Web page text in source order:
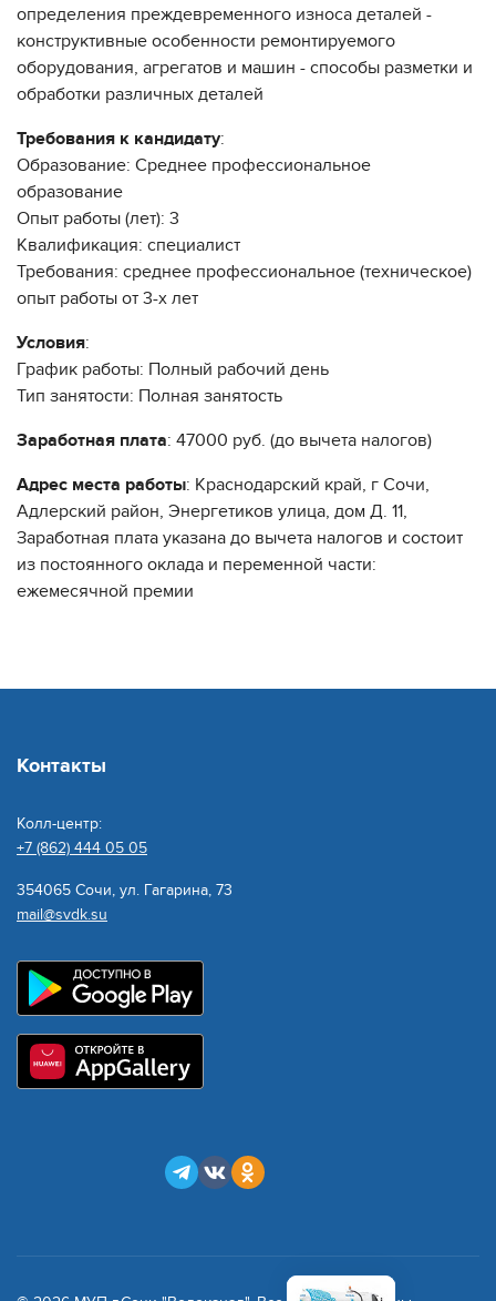
определения преждевременного износа деталей -
конструктивные особенности ремонтируемого
оборудования, агрегатов и машин - способы разметки и
обработки различных деталей
Требования к кандидату:
Образование: Среднее профессиональное
образование
Опыт работы (лет): 3
Квалификация: специалист
Требования: среднее профессиональное (техническое)
опыт работы от 3-х лет
Условия:
График работы: Полный рабочий день
Тип занятости: Полная занятость
Заработная плата: 47000 руб. (до вычета налогов)
Адрес места работы: Краснодарский край, г Сочи,
Адлерский район, Энергетиков улица, дом Д. 11,
Заработная плата указана до вычета налогов и состоит
из постоянного оклада и переменной части:
ежемесячной премии
Контакты
Колл-центр:
+7 (862) 444 05 05
354065 Сочи, ул. Гагарина, 73
mail@svdk.su